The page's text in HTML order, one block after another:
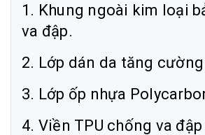
1. Khung ngoài kim loại
va đập.
2. Lớp dán da tăng
3. Lớp ốp nhựa
4. Viền TPU chống va